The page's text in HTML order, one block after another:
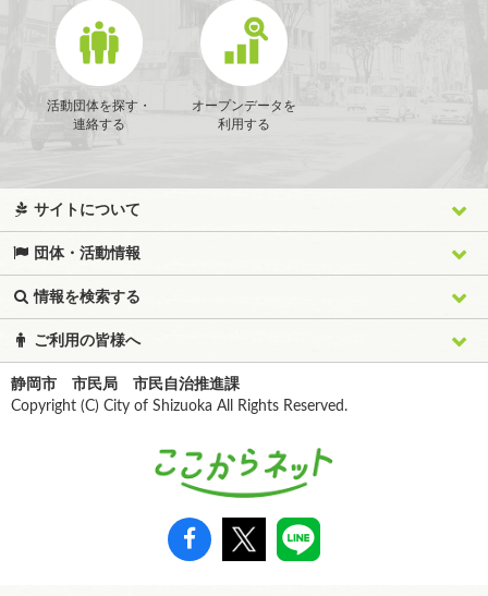
活動団体を探す・
連絡する
オープンデータを
利用する
サイトについて
団体・活動情報
情報を検索する
ご利用の皆様へ
静岡市 市民局 市民自治推進課
Copyright (C) City of Shizuoka All Rights Reserved.